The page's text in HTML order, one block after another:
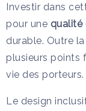
Investir dans
pour une qualité
durable. Outre
plusieurs points
vie des porteurs.
Le design